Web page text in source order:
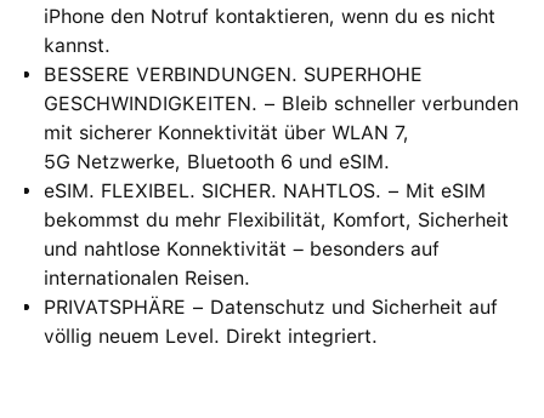
iPhone den Notruf kontaktieren, wenn du es nicht
kannst.
BESSERE VERBINDUNGEN. SUPERHOHE
GESCHWINDIGKEITEN. − Bleib schneller verbunden
mit sicherer Konnektivität über WLAN 7,
5G Netzwerke, Bluetooth 6 und eSIM.
eSIM. FLEXIBEL. SICHER. NAHTLOS. − Mit eSIM
bekommst du mehr Flexibilität, Komfort, Sicherheit
und nahtlose Konnektivität – besonders auf
internationalen Reisen.
PRIVATSPHÄRE − Datenschutz und Sicherheit auf
völlig neuem Level. Direkt integriert.